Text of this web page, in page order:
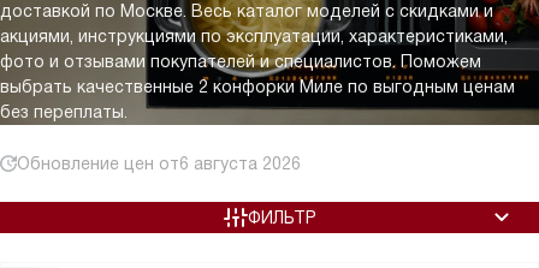
доставкой по Москве. Весь каталог моделей с скидками и
акциями, инструкциями по эксплуатации, характеристиками,
фото и отзывами покупателей и специалистов. Поможем
выбрать качественные 2 конфорки Миле по выгодным ценам
без переплаты.
Обновление цен от6 августа 2026
ФИЛЬТР